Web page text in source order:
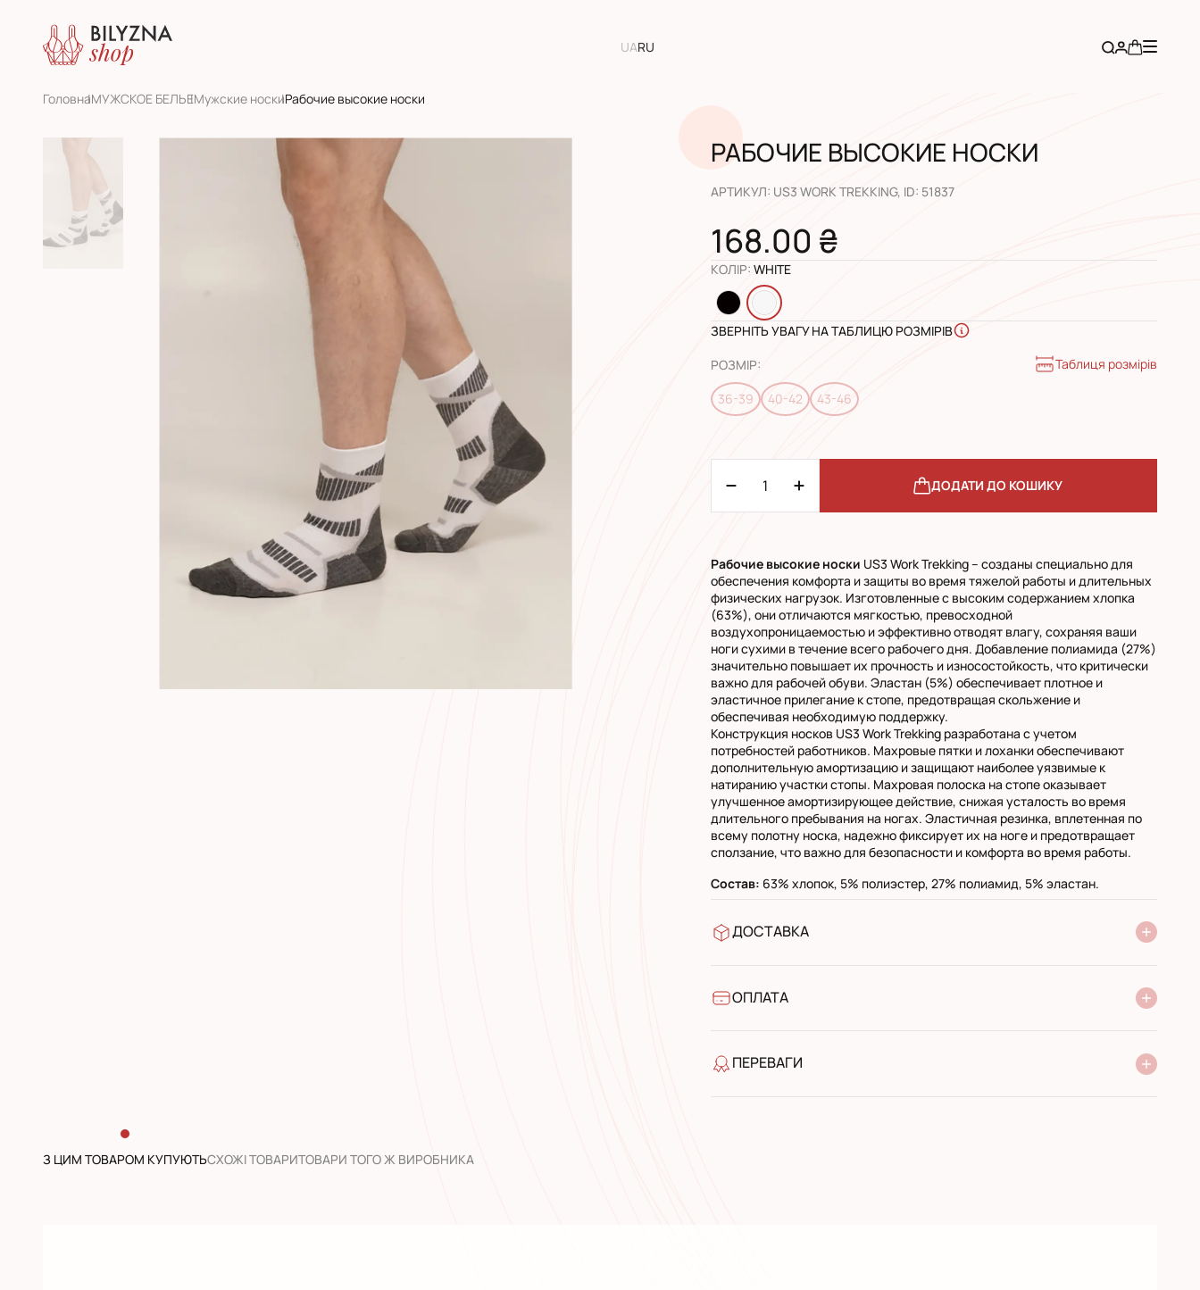
UARU
ГоловнаМУЖСКОЕ БЕЛЬЕМужские носкиРабочие высокие носки
РАБОЧИЕ ВЫСОКИЕ НОСКИ
АРТИКУЛ: US3 WORK TREKKING, ID: 51837
168.00 ₴
КОЛІР: WHITE
ЗВЕРНІТЬ УВАГУ НА ТАБЛИЦЮ РОЗМІРІВ
РОЗМІР: Таблиця розмірів
36-39 40-42 43-46
ДОДАТИ ДО КОШИКУ
Рабочие высокие носки US3 Work Trekking – созданы специально для
обеспечения комфорта и защиты во время тяжелой работы и длительных
физических нагрузок. Изготовленные с высоким содержанием хлопка
(63%), они отличаются мягкостью, превосходной
воздухопроницаемостью и эффективно отводят влагу, сохраняя ваши
ноги сухими в течение всего рабочего дня. Добавление полиамида (27%)
значительно повышает их прочность и износостойкость, что критически
важно для рабочей обуви. Эластан (5%) обеспечивает плотное и
эластичное прилегание к стопе, предотвращая скольжение и
обеспечивая необходимую поддержку.
Конструкция носков US3 Work Trekking разработана с учетом
потребностей работников. Махровые пятки и лоханки обеспечивают
дополнительную амортизацию и защищают наиболее уязвимые к
натиранию участки стопы. Махровая полоска на стопе оказывает
улучшенное амортизирующее действие, снижая усталость во время
длительного пребывания на ногах. Эластичная резинка, вплетенная по
всему полотну носка, надежно фиксирует их на ноге и предотвращает
сползание, что важно для безопасности и комфорта во время работы.
Состав: 63% хлопок, 5% полиэстер, 27% полиамид, 5% эластан.
ДОСТАВКА
УкрПошта стандарт
ОПЛАТА
Банківський переказ
ПЕРЕВАГИ
широкий асортимент
З ЦИМ ТОВАРОМ КУПУЮТЬCХОЖІ ТОВАРИТОВАРИ ТОГО Ж ВИРОБНИКА